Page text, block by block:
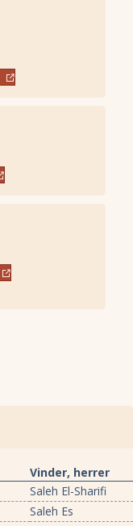
Vinder, herrer
Saleh El-Sharifi
Saleh Es